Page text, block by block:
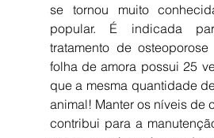
se tornou muito
popular. É indicada
tratamento de
folha de amora possui 25
que a mesma quantidade
animal! Manter os níveis de
contribui para a